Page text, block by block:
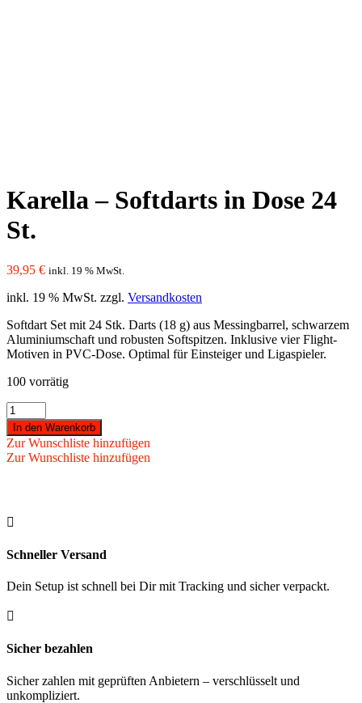
Karella – Softdarts in Dose 24
St.
39,95 € inkl. 19 % MwSt.
inkl. 19 % MwSt. zzgl. Versandkosten
Softdart Set mit 24 Stk. Darts (18 g) aus Messingbarrel, schwarzem
Aluminiumschaft und robusten Softspitzen. Inklusive vier Flight-
Motiven in PVC-Dose. Optimal für Einsteiger und Ligaspieler.
100 vorrätig
Karella
-
Softdarts
in
Dose
In den Warenkorb
Zur Wunschliste hinzufügen
Zur Wunschliste hinzufügen

Schneller Versand
Dein Setup ist schnell bei Dir mit Tracking und sicher verpackt.

Sicher bezahlen
Sicher zahlen mit geprüften Anbietern – verschlüsselt und
unkompliziert.